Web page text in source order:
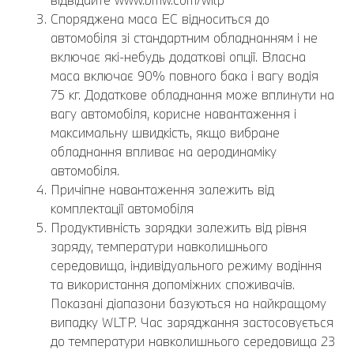
Споряджена маса EC відноситься до
автомобіля зі стандартним обладнанням і не
включає які-небудь додаткові опції. Власна
маса включає 90% повного бака і вагу водія
75 кг. Додаткове обладнання може вплинути на
вагу автомобіля, корисне навантаження і
максимальну швидкість, якщо вибране
обладнання впливає на аеродинаміку
автомобіля.
Причіпне навантаження залежить від
комплектації автомобіля
Продуктивність зарядки залежить від рівня
заряду, температури навколишнього
середовища, індивідуального режиму водіння
та використання допоміжних споживачів.
Показані діапазони базуються на найкращому
випадку WLTP. Час заряджання застосовується
до температури навколишнього середовища 23